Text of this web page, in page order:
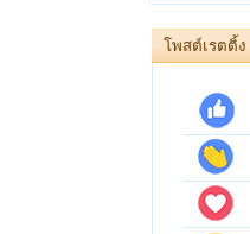
โพสต์เรตติ้ง